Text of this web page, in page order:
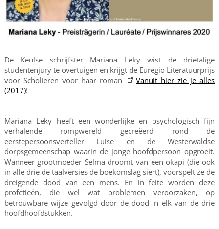
De Keulse schrijfster Mariana Leky wist de drietalige
studentenjury te overtuigen en krijgt de Euregio Literatuurprijs
voor Scholieren voor haar roman
Vanuit hier zie je alles
(2017)!
Mariana Leky heeft een wonderlijke en psychologisch fijn
verhalende rompwereld gecreëerd rond de
eerstepersoonsverteller Luise en de Westerwaldse
dorpsgemeenschap waarin de jonge hoofdpersoon opgroeit.
Wanneer grootmoeder Selma droomt van een okapi (die ook
in alle drie de taalversies de boekomslag siert), voorspelt ze de
dreigende dood van een mens. En in feite worden deze
profetieën, die wel wat problemen veroorzaken, op
betrouwbare wijze gevolgd door de dood in elk van de drie
hoofdhoofdstukken.